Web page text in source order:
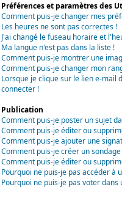
Préférences et paramètres des
Comment puis-je changer mes
Les heures ne sont pas correctes !
J'ai changé le fuseau horaire et
Ma langue n'est pas dans la liste !
Comment puis-je montrer une
Comment puis-je changer mon
Lorsque je clique sur le lien e-mail
connecter !
Publication
Comment puis-je poster un sujet
Comment puis-je éditer ou
Comment puis-je ajouter une
Comment puis-je créer un sondage
Comment puis-je éditer ou
Pourquoi ne puis-je pas accéder à
Pourquoi ne puis-je pas voter dans